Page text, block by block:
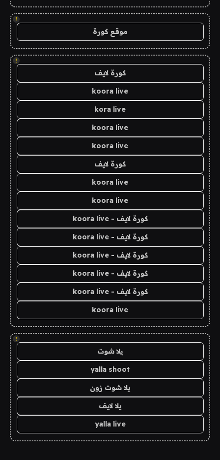
!
موقع كورة
!
كورة لايف
koora live
kora live
koora live
koora live
كورة لايف
koora live
koora live
كورة لايف - koora live
كورة لايف - koora live
كورة لايف - koora live
كورة لايف - koora live
كورة لايف - koora live
koora live
!
يلا شوت
yalla shoot
يلا شوت زون
يلا لايف
yalla live